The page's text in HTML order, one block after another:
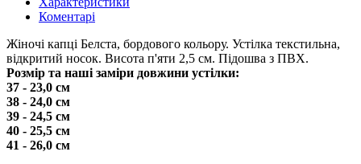
Коментарі
Жіночі капці Белста, бордового кольору. Устілка текстильна,
відкритий носок. Висота п'яти 2,5 см. Підошва з ПВХ.
Розмір та наші заміри довжини устілки:
37 - 23,0 см
38 - 24,0 см
39 - 24,5 см
40 - 25,5 см
41 - 26,0 см